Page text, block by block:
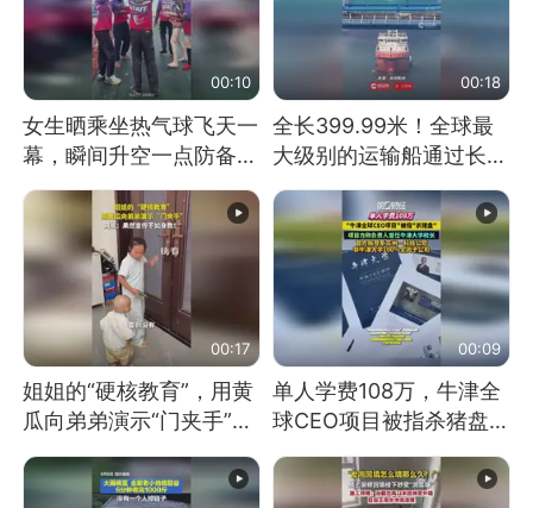
00:10
女生晒乘坐热气球飞天一
幕，瞬间升空一点防备都
没有
00:18
全长399.99米！全球最
大级别的运输船通过长江
大桥这一幕，太震撼了！
00:17
姐姐的“硬核教育”，用黄
瓜向弟弟演示“门夹手”，
网友：果然言传不如身
教！
00:09
单人学费108万，牛津全
球CEO项目被指杀猪盘，
项目方称负责人曾任牛津
大学校长